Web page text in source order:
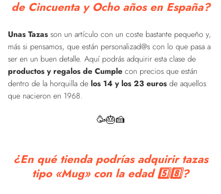
de Cincuenta y Ocho años en España?
Unas Tazas son un artículo con un coste bastante pequeño y,
más si pensamos, que están personalizad@s con lo que pasa a
ser en un buen detalle. Aquí podrás adquirir esta clase de
productos y regalos de Cumple con precios que están
dentro de la horquilla de los 14 y los 23 euros de aquellos
que nacieron en 1968.
🥳🎂🍰
¿En qué tienda podrías adquirir tazas
tipo «Mug» con la edad 5️⃣8️⃣?